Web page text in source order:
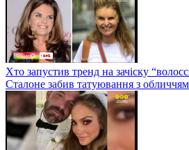
Хто запустив тренд на зачіску
Сталоне забив татуювання з